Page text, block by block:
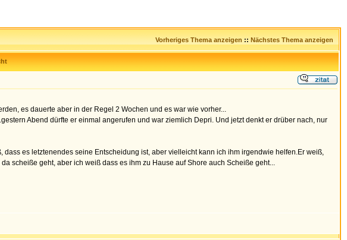
Vorheriges Thema anzeigen :: Nächstes Thema anzeigen
es dauerte aber in der Regel 2 Wochen und es war wie vorher...
Abend dürfte er einmal angerufen und war ziemlich Depri. Und jetzt denkt er drüber nach, nur
es letztenendes seine Entscheidung ist, aber vielleicht kann ich ihm irgendwie helfen.Er weiß,
scheiße geht, aber ich weiß dass es ihm zu Hause auf Shore auch Scheiße geht...